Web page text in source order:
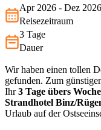
Apr 2026 - Dez 2026
Reisezeitraum
3 Tage
Dauer
Wir haben einen tollen
gefunden. Zum
Ihr3 Tage übers
Strandhotel Binz/
Urlaub auf der